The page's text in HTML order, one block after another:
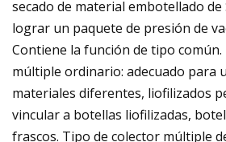
secado de material embotellado de
lograr un paquete de presión de
Contiene la función de tipo
múltiple ordinario: adecuado para
materiales diferentes, liofilizados
vincular a botellas liofilizadas,
frascos. Tipo de colector múltiple